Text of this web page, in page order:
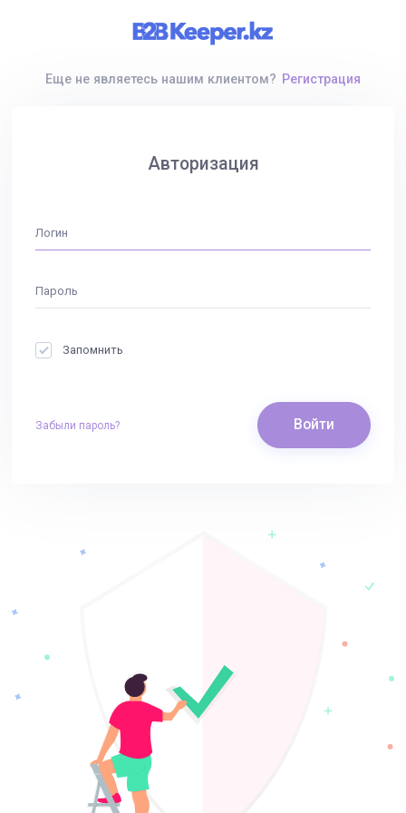
Еще не являетесь нашим клиентом? Регистрация
Авторизация
Запомнить
Забыли пароль? Войти